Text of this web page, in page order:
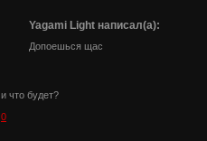
Yagami Light написал(а):
Допоешься щас
и что будет?
0